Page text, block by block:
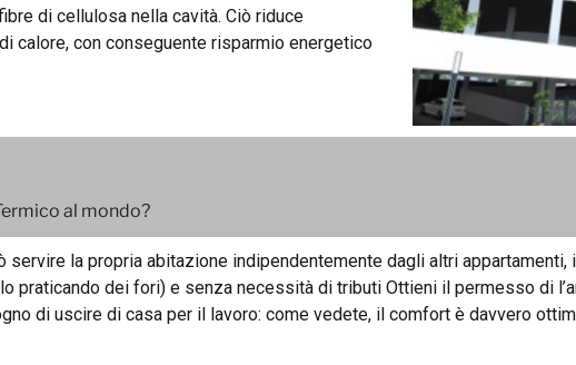
di cellulosa nella cavità. Ciò riduce
calore, con conseguente risparmio energetico
al mondo?
servire la propria abitazione indipendentemente dagli altri
praticando dei fori) e senza necessità di tributi Ottieni il permesso di
di uscire di casa per il lavoro: come vedete, il comfort è davvero